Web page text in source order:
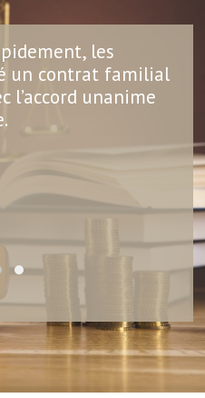
les
un contrat familial
l’accord unanime